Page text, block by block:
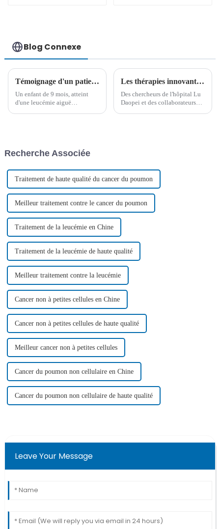
Blog Connexe
Témoignage d'un patient : LAL-B à haut risque, greffe de moelle osseuse à 9 mois, deux ans plus tard : un bon départ pour un jeune combattant
Un enfant de 9 mois, atteint
d'une leucémie aiguë
maternelle…
Les thérapies innovantes à base de cellules CAR-T transforment le traitement des tumeurs malignes à cellules B
Des chercheurs de l'hôpital Lu
Daopei et des collaborateurs
Recherche Associée
Traitement de haute qualité du cancer du poumon
Meilleur traitement contre le cancer du poumon
Traitement de la leucémie en Chine
Traitement de la leucémie de haute qualité
Meilleur traitement contre la leucémie
Cancer non à petites cellules en Chine
Cancer non à petites cellules de haute qualité
Meilleur cancer non à petites cellules
Cancer du poumon non cellulaire en Chine
Cancer du poumon non cellulaire de haute qualité
Leave Your Message